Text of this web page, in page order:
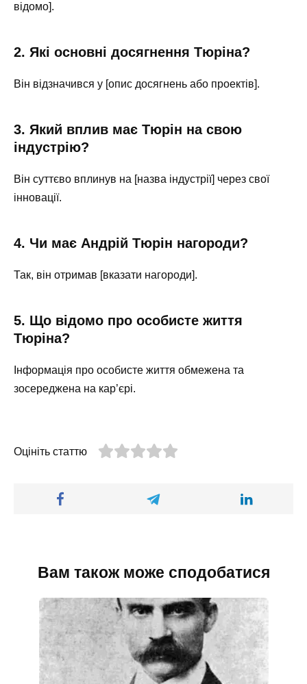
відомо].
2. Які основні досягнення Тюріна?
Він відзначився у [опис досягнень або проектів].
3. Який вплив має Тюрін на свою
індустрію?
Він суттєво вплинув на [назва індустрії] через свої
інновації.
4. Чи має Андрій Тюрін нагороди?
Так, він отримав [вказати нагороди].
5. Що відомо про особисте життя
Тюріна?
Інформація про особисте життя обмежена та
зосереджена на кар’єрі.
Оцініть статтю
Вам також може сподобатися